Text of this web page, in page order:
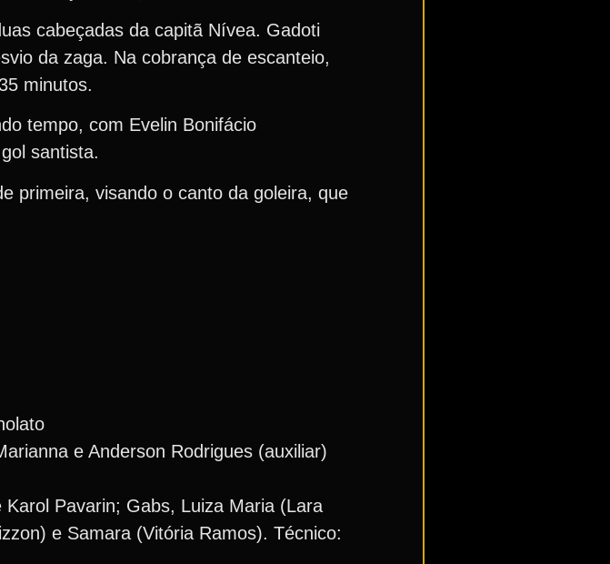
cabeçadas da capitã Nívea. Gadoti
da zaga. Na cobrança de escanteio,
minutos.
tempo, com Evelin Bonifácio
santista.
primeira, visando o canto da goleira, que
e Anderson Rodrigues (auxiliar)
Pavarin; Gabs, Luiza Maria (Lara
e Samara (Vitória Ramos). Técnico: